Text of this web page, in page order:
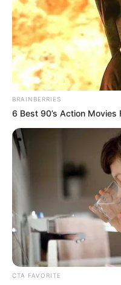
BRAINBERRIES
6 Best 90’s Action Movies
CTA FAVORITE